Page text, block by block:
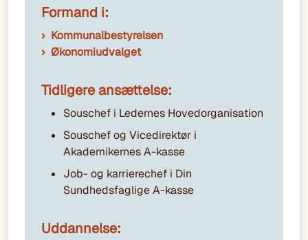
Formand i:
Kommunalbestyrelsen
Økonomiudvalget
Tidligere ansættelse:
Souschef i Ledernes Hovedorganisation
Souschef og Vicedirektør i
Akademikernes A-kasse
Job- og karrierechef i Din
Sundhedsfaglige A-kasse
Uddannelse: